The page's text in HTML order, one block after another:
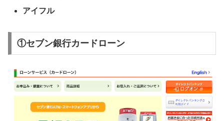
アイフル
①セブン銀行カードローン